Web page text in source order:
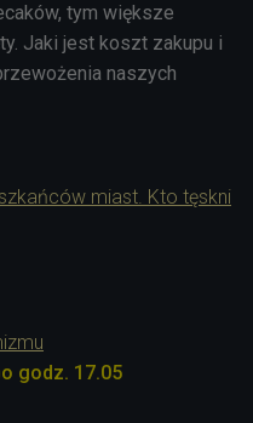
tym większe
Jaki jest koszt zakupu i
naszych
miast. Kto tęskni
godz. 17.05